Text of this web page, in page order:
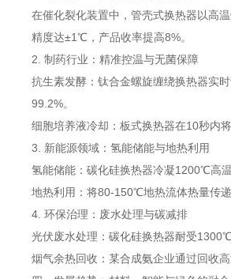
在催化裂化装置中，管壳式换热器以高
精度达±1℃，产品收率提高8%。
2. 制药行业：精准控温与无菌保障
抗生素发酵：钛合金螺旋缠绕换热器实
99.2%。
细胞培养液冷却：板式换热器在10秒内
3. 新能源领域：氢能储能与地热利用
氢能储能：碳化硅换热器冷凝1200℃高
地热利用：将80-150℃地热流体热量传
4. 环保治理：废水处理与碳减排
光伏废水处理：碳化硅换热器耐受
烟气余热回收：某合成氨企业通过回收